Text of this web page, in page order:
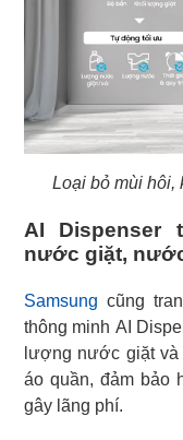
Loại bỏ mùi hôi,
AI
nước giặt,
Samsung cũng
thông minh AI
lượng nước giặt
áo quần, đảm bảo
gây lãng phí.